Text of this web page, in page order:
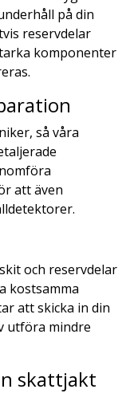
på din
reservdelar
komponenter
så våra
att även
och reservdelar
kostsamma
att skicka in din
utföra mindre
skattjakt